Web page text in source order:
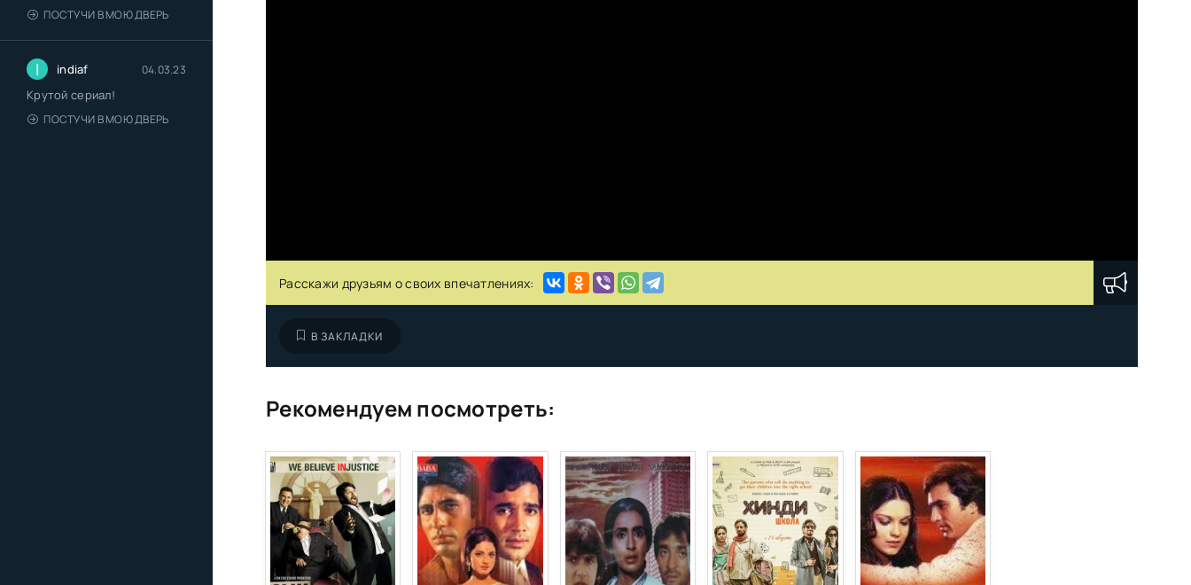
ПОСТУЧИ В МОЮ ДВЕРЬ
I indiaf 04.03.23
Крутой сериал!
ПОСТУЧИ В МОЮ ДВЕРЬ
Расскажи друзьям о своих впечатлениях:
В ЗАКЛАДКИ
Рекомендуем посмотреть: